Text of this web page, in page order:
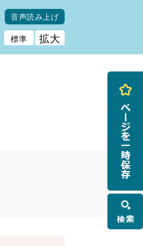
音声読み上げ
標準 拡大